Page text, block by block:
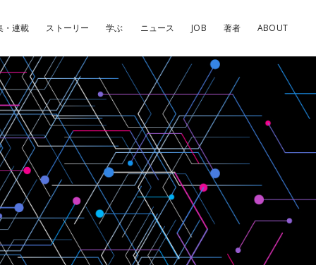
・連載 ストーリー 学ぶ ニュース JOB 著者 ABOUT